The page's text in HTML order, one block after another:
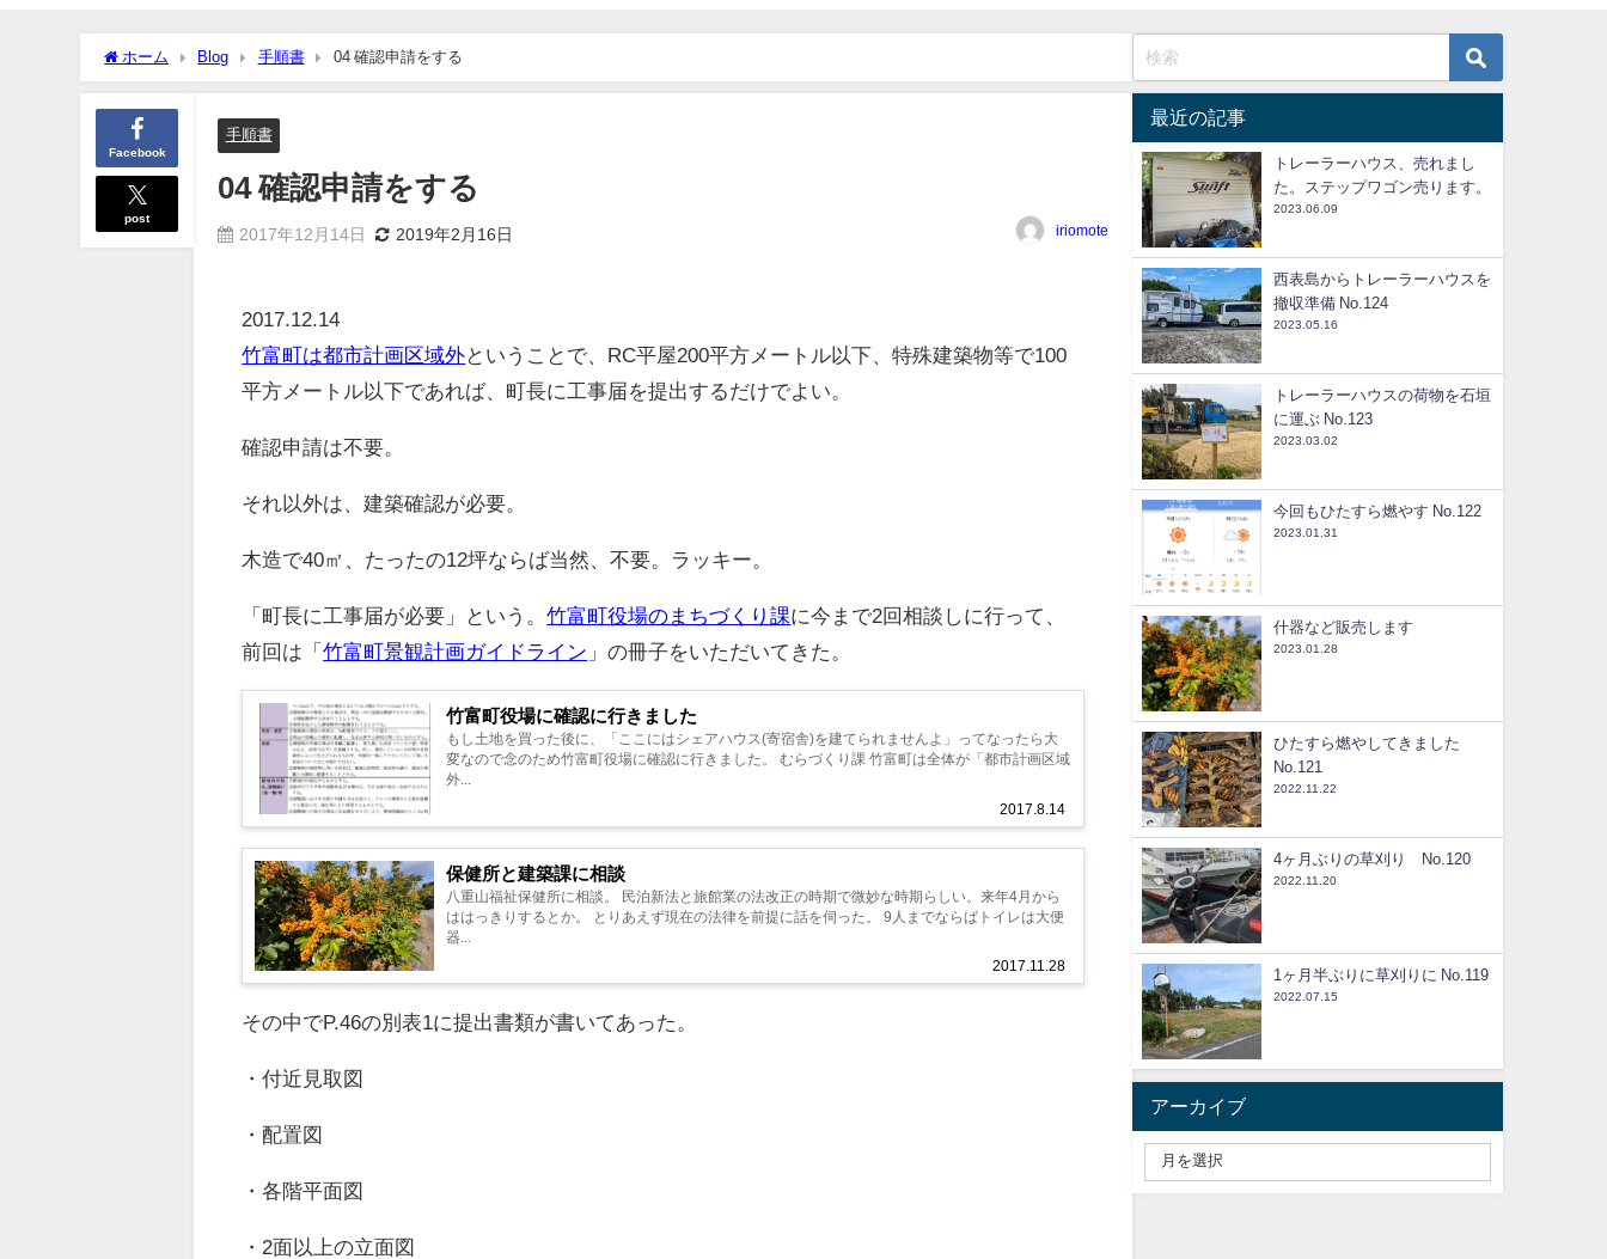
ホーム Blog 手順書 04 確認申請をする
Facebook
post
手順書
04 確認申請をする
2017年12月14日 2019年2月16日 iriomote
2017.12.14
竹富町は都市計画区域外ということで、RC平屋200平方メートル以下、特殊建築物等で100
平方メートル以下であれば、町長に工事届を提出するだけでよい。
確認申請は不要。
それ以外は、建築確認が必要。
木造で40㎡、たったの12坪ならば当然、不要。ラッキー。
「町長に工事届が必要」という。竹富町役場のまちづくり課に今まで2回相談しに行って、
前回は「竹富町景観計画ガイドライン 」の冊子をいただいてきた。
竹富町役場に確認に行きました
2017.8.14
もし土地を買った後に、「ここにはシェアハウス(寄宿舎)を建てられませんよ」ってなったら大
変なので念のため竹富町役場に確認に行きました。 むらづくり課 竹富町は全体が「都市計画区域
外...
保健所と建築課に相談
2017.11.28
八重山福祉保健所に相談。 民泊新法と旅館業の法改正の時期で微妙な時期らしい。来年4月から
ははっきりするとか。 とりあえず現在の法律を前提に話を伺った。 9人までならばトイレは大便
器...
その中でP.46の別表1に提出書類が書いてあった。
・付近見取図
・配置図
・各階平面図
・2面以上の立面図
最近の記事
トレーラーハウス、売れまし
た。ステップワゴン売ります。
2023.06.09
西表島からトレーラーハウスを
撤収準備 No.124
2023.05.16
トレーラーハウスの荷物を石垣
に運ぶ No.123
2023.03.02
今回もひたすら燃やす No.122
2023.01.31
什器など販売します
2023.01.28
ひたすら燃やしてきました
No.121
2022.11.22
4ヶ月ぶりの草刈り No.120
2022.11.20
1ヶ月半ぶりに草刈りに No.119
2022.07.15
アーカイブ